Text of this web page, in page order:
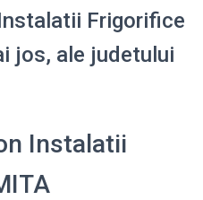
Frigorifice
jos, ale judetului
Instalatii